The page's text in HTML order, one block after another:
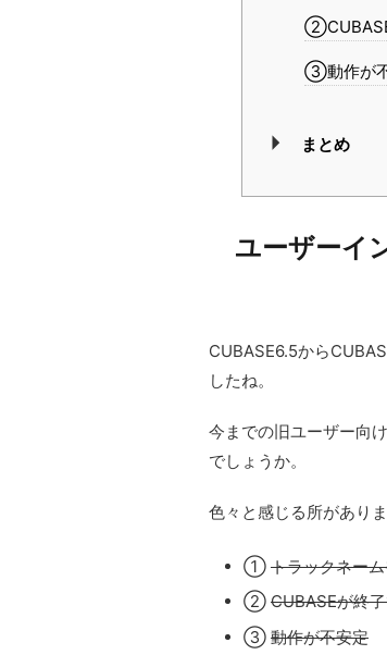
③動作が
まとめ
ユーザーイ
CUBASE6.5から
したね。
今までの旧ユーザー向
でしょうか。
色々と感じる所があり
① トラックネー
② CUBASEが終
③ 動作が不安定